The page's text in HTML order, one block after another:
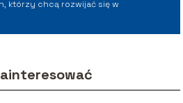
którzy chcą rozwijać się w